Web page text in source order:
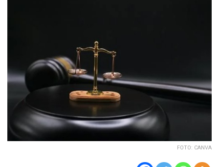
FOTO: CANVA